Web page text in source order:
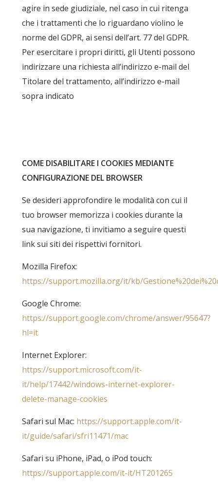
agire in sede giudiziale, nel caso in cui ritenga
che i trattamenti che lo riguardano violino le
norme del GDPR, ai sensi dell’art. 77 del GDPR.
Per esercitare i propri diritti, gli Utenti possono
indirizzare una richiesta all’indirizzo e-mail del
Titolare del trattamento, all’indirizzo e-mail
sopra indicato
COME DISABILITARE I COOKIES MEDIANTE
CONFIGURAZIONE DEL BROWSER
Se desideri approfondire le modalità con cui il
tuo browser memorizza i cookies durante la
sua navigazione, ti invitiamo a seguire questi
link sui siti dei rispettivi fornitori.
Mozilla Firefox:
https://support.mozilla.org/it/kb/
Google Chrome:
https://support.google.com/chrome/answer/95647?
hl=it
Internet Explorer:
https://support.microsoft.com/it-
it/help/17442/windows-internet-explorer-
delete-manage-cookies
Safari sul Mac: https://support.apple.com/it-
it/guide/safari/sfri11471/mac
Safari su iPhone, iPad, o iPod touch:
https://support.apple.com/it-it/HT201265